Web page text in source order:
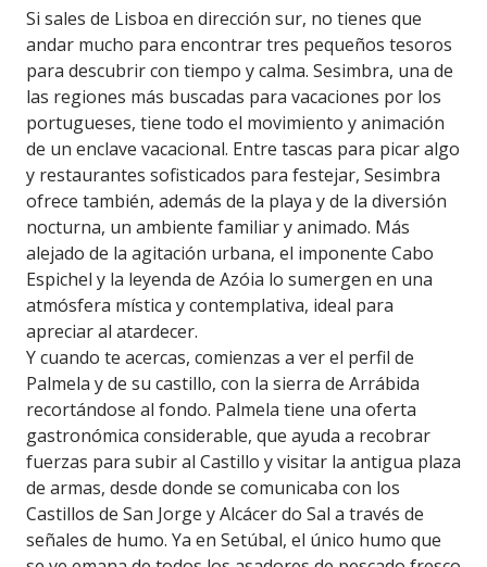
Si sales de Lisboa en dirección sur, no tienes que
andar mucho para encontrar tres pequeños tesoros
para descubrir con tiempo y calma. Sesimbra, una de
las regiones más buscadas para vacaciones por los
portugueses, tiene todo el movimiento y animación
de un enclave vacacional. Entre tascas para picar algo
y restaurantes sofisticados para festejar, Sesimbra
ofrece también, además de la playa y de la diversión
nocturna, un ambiente familiar y animado. Más
alejado de la agitación urbana, el imponente Cabo
Espichel y la leyenda de Azóia lo sumergen en una
atmósfera mística y contemplativa, ideal para
apreciar al atardecer.
Y cuando te acercas, comienzas a ver el perfil de
Palmela y de su castillo, con la sierra de Arrábida
recortándose al fondo. Palmela tiene una oferta
gastronómica considerable, que ayuda a recobrar
fuerzas para subir al Castillo y visitar la antigua plaza
de armas, desde donde se comunicaba con los
Castillos de San Jorge y Alcácer do Sal a través de
señales de humo. Ya en Setúbal, el único humo que